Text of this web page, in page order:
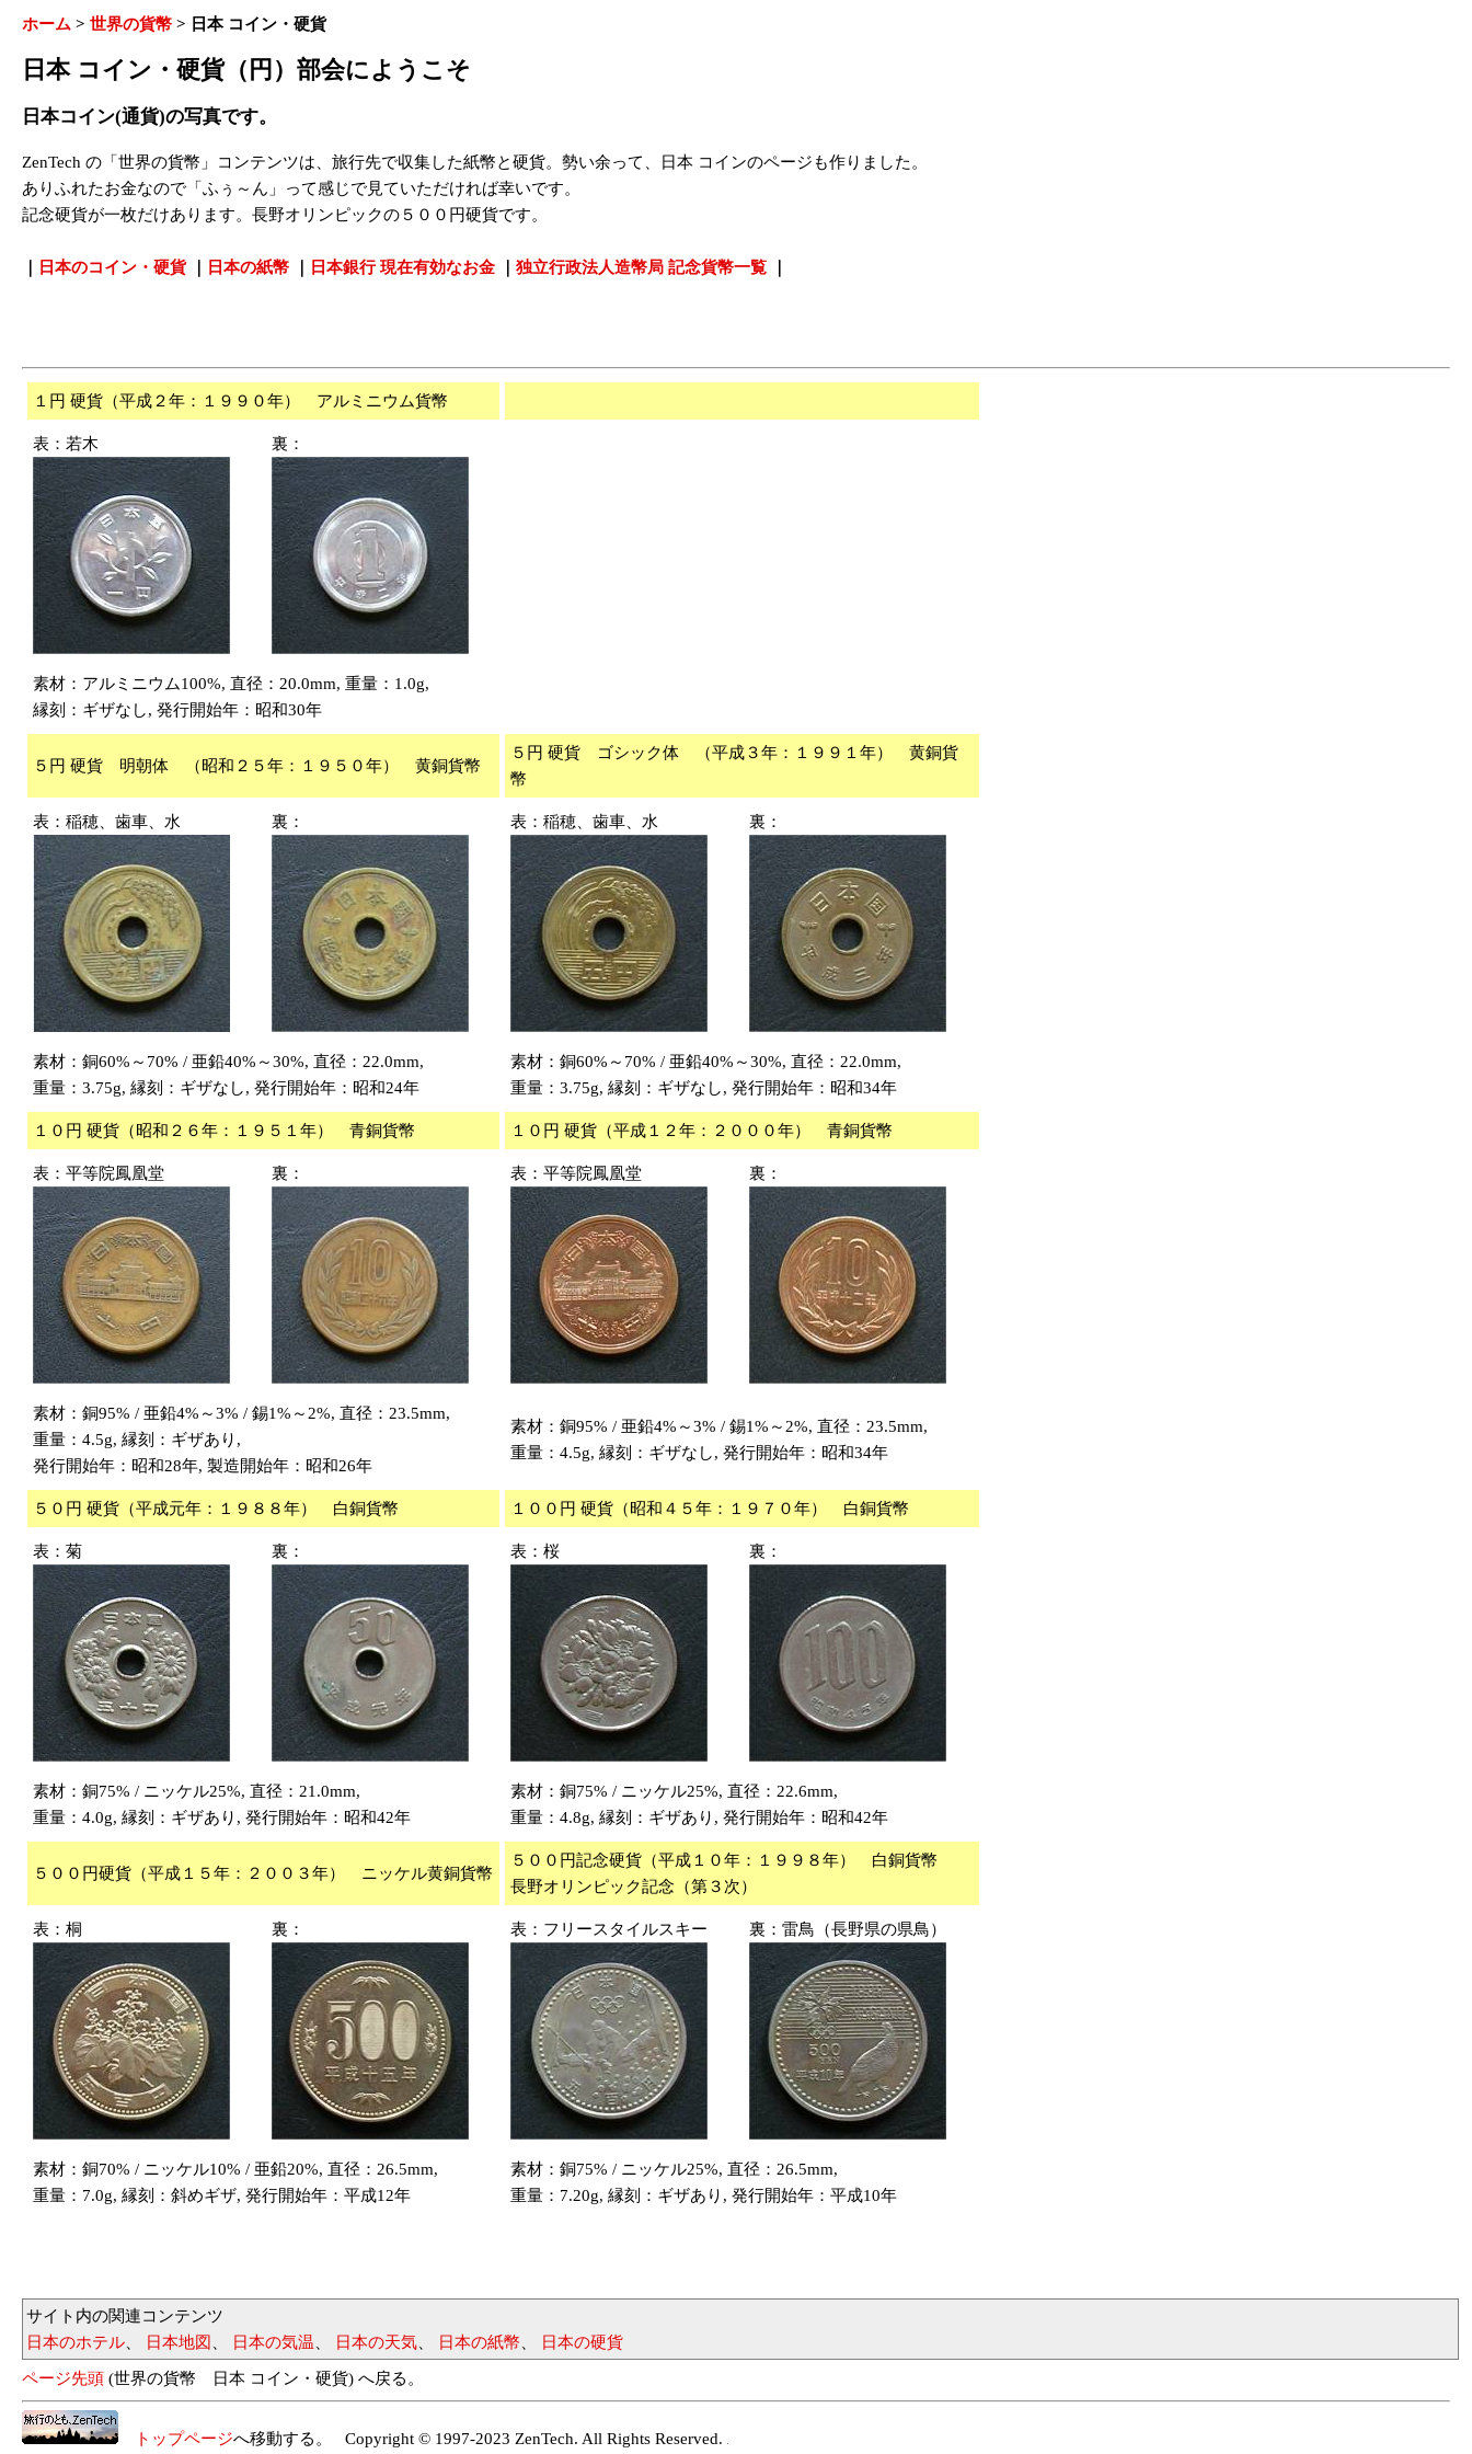
ホーム > 世界の貨幣 > 日本 コイン・硬貨
日本 コイン・硬貨（円）部会にようこそ
日本コイン(通貨)の写真です。
ZenTech の「世界の貨幣」コンテンツは、旅行先で収集した紙幣と硬貨。勢い余って、日本 コインのページも作りました。
ありふれたお金なので「ふぅ～ん」って感じで見ていただければ幸いです。
記念硬貨が一枚だけあります。長野オリンピックの５００円硬貨です。
日本のコイン・硬貨｜ 日本の紙幣 日本銀行 現在有効なお金 独立行政法人造幣局 記念貨幣一覧
１円 硬貨（平成２年：１９９０年） アルミニウム貨幣
表：若木 裏：
素材：アルミニウム100%, 直径：20.0mm, 重量：1.0g,
縁刻：ギザなし, 発行開始年：昭和30年
５円 硬貨 明朝体 （昭和２５年：１９５０年） 黄銅貨幣
５円 硬貨 ゴシック体 （平成３年：１９９１年） 黄銅貨
幣
表：稲穂、歯車、水 裏： 表：稲穂、歯車、水 裏：
素材：銅60%～70% / 亜鉛40%～30%, 直径：22.0mm,
重量：3.75g, 縁刻：ギザなし, 発行開始年：昭和24年
素材：銅60%～70% / 亜鉛40%～30%, 直径：22.0mm,
重量：3.75g, 縁刻：ギザなし, 発行開始年：昭和34年
１０円 硬貨（昭和２６年：１９５１年） 青銅貨幣 １０円 硬貨（平成１２年：２０００年） 青銅貨幣
表：平等院鳳凰堂 裏： 表：平等院鳳凰堂 裏：
素材：銅95% / 亜鉛4%～3% / 錫1%～2%, 直径：23.5mm,
重量：4.5g, 縁刻：ギザあり,
発行開始年：昭和28年, 製造開始年：昭和26年
素材：銅95% / 亜鉛4%～3% / 錫1%～2%, 直径：23.5mm,
重量：4.5g, 縁刻：ギザなし, 発行開始年：昭和34年
５０円 硬貨（平成元年：１９８８年） 白銅貨幣 １００円 硬貨（昭和４５年：１９７０年） 白銅貨幣
表：菊 裏： 表：桜 裏：
素材：銅75% / ニッケル25%, 直径：21.0mm,
重量：4.0g, 縁刻：ギザあり, 発行開始年：昭和42年
素材：銅75% / ニッケル25%, 直径：22.6mm,
重量：4.8g, 縁刻：ギザあり, 発行開始年：昭和42年
５００円硬貨（平成１５年：２００３年） ニッケル黄銅貨幣
５００円記念硬貨（平成１０年：１９９８年） 白銅貨幣
長野オリンピック記念（第３次）
表：桐 裏： 表：フリースタイルスキー 裏：雷鳥（長野県の県鳥）
素材：銅70% / ニッケル10% / 亜鉛20%, 直径：26.5mm,
重量：7.0g, 縁刻：斜めギザ, 発行開始年：平成12年
素材：銅75% / ニッケル25%, 直径：26.5mm,
重量：7.20g, 縁刻：ギザあり, 発行開始年：平成10年
サイト内の関連コンテンツ
日本のホテル、 日本地図 、 日本の気温、 日本の天気、 日本の紙幣、 日本の硬貨
ページ先頭 (世界の貨幣 日本 コイン・硬貨) へ戻る。
トップページへ移動する。 Copyright © 1997-2023 ZenTech. All Rights Reserved.